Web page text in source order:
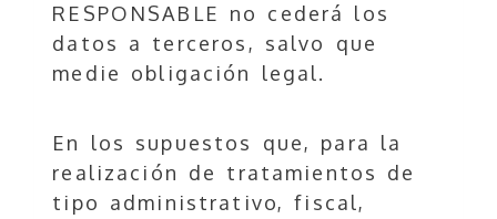
RESPONSABLE no cederá los
datos a terceros, salvo que
medie obligación legal.
En los supuestos que, para la
realización de tratamientos de
tipo administrativo, fiscal,